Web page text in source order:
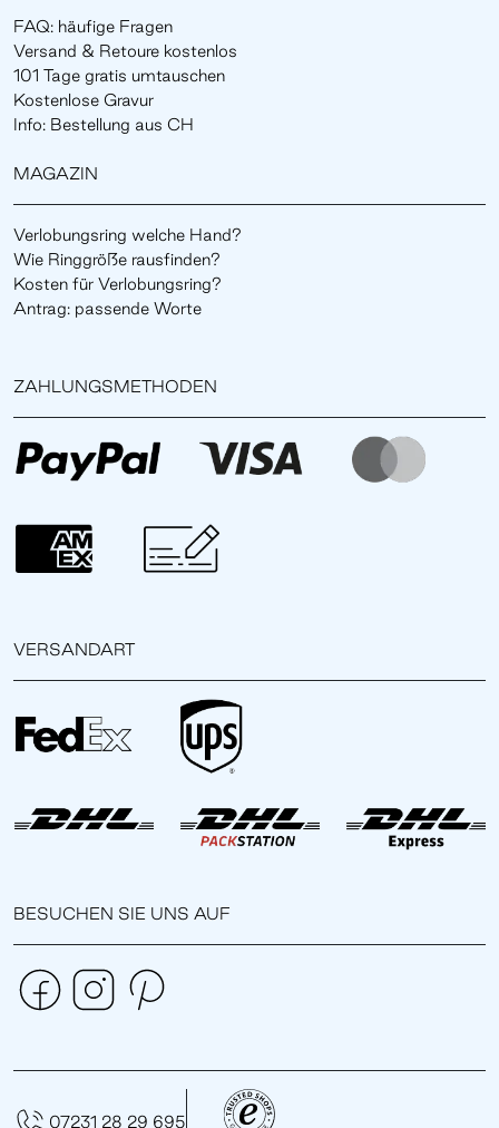
FAQ: häufige Fragen
Versand & Retoure kostenlos
101 Tage gratis umtauschen
Kostenlose Gravur
Info: Bestellung aus CH
MAGAZIN
Verlobungsring welche Hand?
Wie Ringgröße rausfinden?
Kosten für Verlobungsring?
Antrag: passende Worte
ZAHLUNGSMETHODEN
VERSANDART
BESUCHEN SIE UNS AUF
07231 28 29 695